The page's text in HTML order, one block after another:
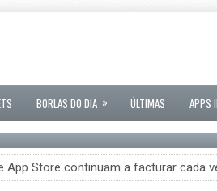
BORLAS DO DIA » ÚLTIMAS APPS
App Store continuam a facturar cada